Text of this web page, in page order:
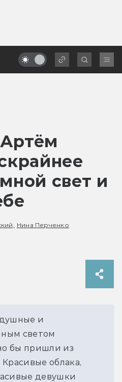
свет и
Нина Перченко
и
светом
бы пришли из
облака,
девушки